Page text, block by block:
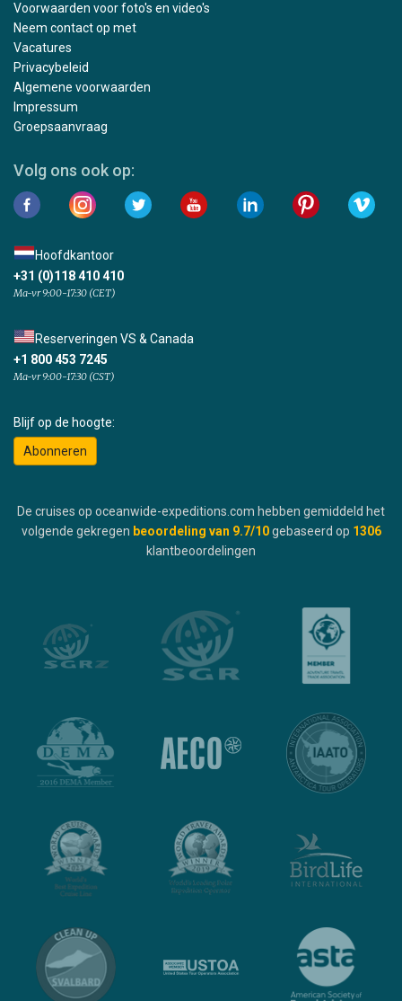
Voorwaarden voor foto's en video's
Neem contact op met
Vacatures
Privacybeleid
Algemene voorwaarden
Impressum
Groepsaanvraag
Volg ons ook op:
Hoofdkantoor
+31 (0)118 410 410
Ma-vr 9:00-17:30 (CET)
Reserveringen VS & Canada
+1 800 453 7245
Ma-vr 9:00-17:30 (CST)
Blijf op de hoogte:
Abonneren
De cruises op oceanwide-expeditions.com hebben gemiddeld het
volgende gekregen beoordeling van 9.7/10 gebaseerd op 1306
klantbeoordelingen